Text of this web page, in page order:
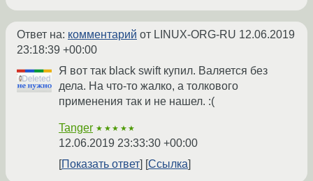
Ответ на: комментарий от LINUX-ORG-RU 12.06.2019
23:18:39 +00:00
Я вот так black swift купил. Валяется без
дела. На что-то жалко, а толкового
применения так и не нашел. :(
Tanger ★★★★★
12.06.2019 23:33:30 +00:00
Показать ответ
Ссылка